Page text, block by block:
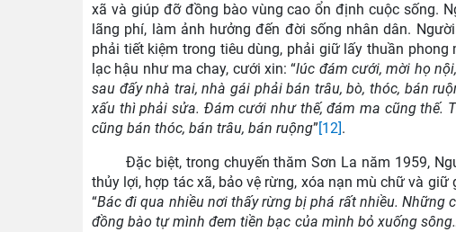
xã và giúp đỡ đồng bào vùng cao ổn định cuộc sống.
lãng phí, làm ảnh hưởng đến đời sống nhân dân.
phải tiết kiệm trong tiêu dùng, phải giữ lấy thuần
lạc hậu như ma chay, cưới xin: “lúc đám cưới, mời họ
sau đấy nhà trai, nhà gái phải bán trâu, bò, thóc, bán
xấu thì phải sửa. Đám cưới như thế, đám ma cũng thế.
cũng bán thóc, bán trâu, bán ruộng”[12].
Đặc biệt, trong chuyến thăm Sơn La năm 1959,
thủy lợi, hợp tác xã, bảo vệ rừng, xóa nạn mù chữ và
“Bác đi qua nhiều nơi thấy rừng bị phá rất nhiều. Những
đồng bào tự mình đem tiền bạc của mình bỏ xuống